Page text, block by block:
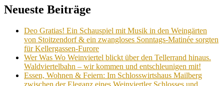
Neueste Beiträge
Deo Gratias! Ein Schauspiel mit Musik in den Weingärten
von Stoitzendorf & ein zwangloses Sonntags-Matinée sorgten
für Kellergassen-Furore
Wer Was Wo Weinviertel blickt über den Tellerrand hinaus.
Waldviertelbahn – wir kommen und entschleunigen mit!
Essen, Wohnen & Feiern: Im Schlosswirtshaus Mailberg
zwischen der Eleganz eines Weinviertler Schlosses und